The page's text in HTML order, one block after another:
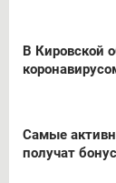
В Кировской
Самые
получат